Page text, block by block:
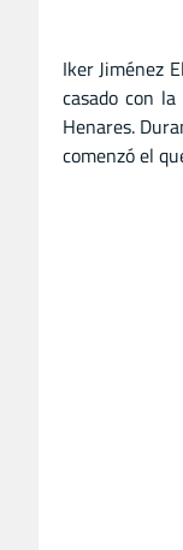
Iker Jiménez
casado con
Henares.
comenzó el